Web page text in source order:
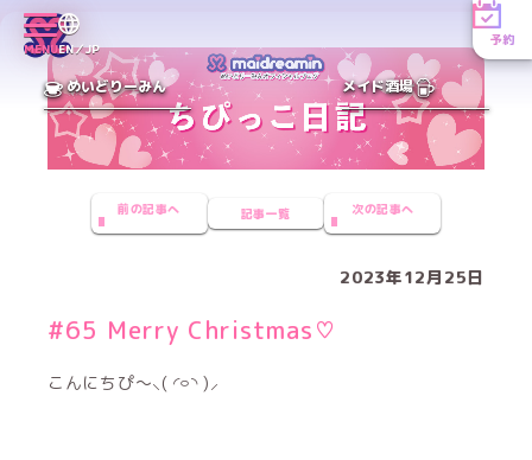
MENUEN／JP
予約
めいどりーみん メイド酒場
前の記事へ 記事一覧 次の記事へ
2023年12月25日
#65 Merry Christmas♡
こんにちぴ〜⸜( ◜࿁◝ )⸝︎︎